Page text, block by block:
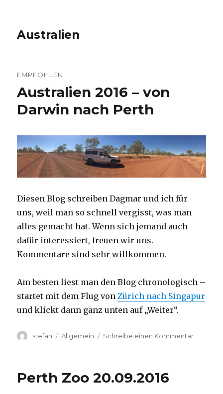
Australien
EMPFOHLEN
Australien 2016 – von
Darwin nach Perth
Diesen Blog schreiben Dagmar und ich für
uns, weil man so schnell vergisst, was man
alles gemacht hat. Wenn sich jemand auch
dafür interessiert, freuen wir uns.
Kommentare sind sehr willkommen.
Am besten liest man den Blog chronologisch –
startet mit dem Flug vonZürich nach Singapur
und klickt dann ganz unten auf „Weiter“.
Autor
stefan Kategorien
Allgemein Schreibe einen Kommentarzu
Perth Zoo 20.09.2016